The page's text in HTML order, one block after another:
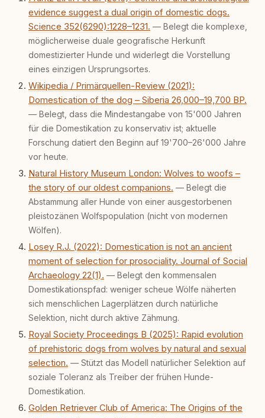
Wissen ersetzt – nicht umgekehrt. Aus dieser
Entwicklung entstand rundum.dog – ein
Wissens- und Serviceportal für
Hundehalter:innen in Deutschland, Österreich
und der Schweiz. Meine Überzeugung:
Tierschutz beginnt mit Wissen. Wer seinen
Hund versteht, trifft bessere Entscheidungen –
für ein Zusammenleben, das beiden guttut.
evidence suggest a dual origin of domestic dogs.
Science 352(6290):1228–1231. — Belegt die komplexe,
möglicherweise duale geografische Herkunft
domestizierter Hunde und widerlegt die Vorstellung
eines einzigen Ursprungsortes.
Wikipedia / Primärquellen-Review (2021):
Domestication of the dog – Siberia 26,000–19,700 BP.
— Belegt, dass die Mindestangabe von 15'000 Jahren
für die Domestikation zu konservativ ist; aktuelle
Forschung datiert den Beginn auf 19'700–26'000 Jahre
vor heute.
Natural History Museum London: Wolves to woofs –
the story of our oldest companions. — Belegt die
Abstammung aller Hunde von einer ausgestorbenen
pleistozänen Wolfspopulation (nicht von modernen
Wölfen).
Losey R.J. (2022): Domestication is not an ancient
moment of selection for prosociality. Journal of Social
Archaeology 22(1). — Belegt den kommensalen
Domestikationspfad: weniger scheue Wölfe näherten
sich menschlichen Lagerplätzen durch natürliche
Selektion, nicht durch aktive Zähmung.
Royal Society Proceedings B (2025): Rapid evolution
of prehistoric dogs from wolves by natural and sexual
selection. — Stützt das Modell natürlicher Selektion auf
soziale Toleranz als Treiber der frühen Hunde-
Domestikation.
Golden Retriever Club of America: The Origins of the